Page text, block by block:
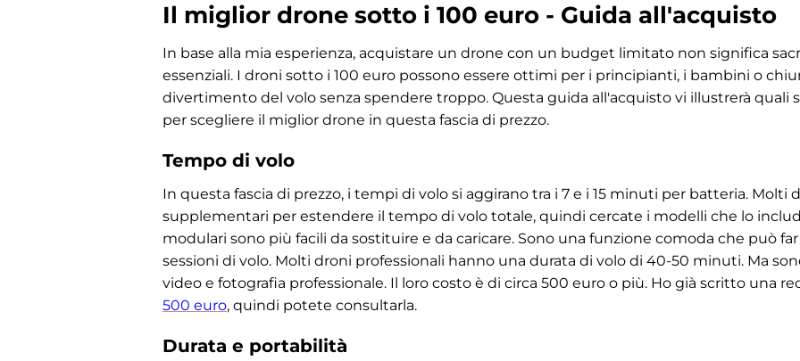
Il miglior drone sotto i 100 euro - Guida all'acquisto
In base alla mia esperienza, acquistare un drone con un budget limitato non significa
essenziali. I droni sotto i 100 euro possono essere ottimi per i principianti, i bambini o
divertimento del volo senza spendere troppo. Questa guida all'acquisto vi illustrerà quali
per scegliere il miglior drone in questa fascia di prezzo.
Tempo di volo
In questa fascia di prezzo, i tempi di volo si aggirano tra i 7 e i 15 minuti per batteria.
supplementari per estendere il tempo di volo totale, quindi cercate i modelli che lo
modulari sono più facili da sostituire e da caricare. Sono una funzione comoda che può
sessioni di volo. Molti droni professionali hanno una durata di volo di 40-50 minuti. Ma
video e fotografia professionale. Il loro costo è di circa 500 euro o più. Ho già scritto una
500 euro, quindi potete consultarla.
Durata e portabilità